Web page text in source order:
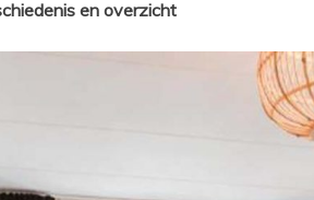
en overzicht